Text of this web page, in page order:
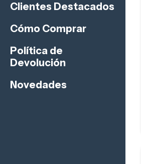
Clientes Destacados
Cómo Comprar
Política de
Devolución
Novedades